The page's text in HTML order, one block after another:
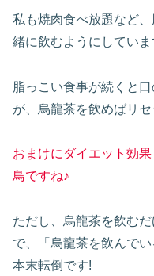
私も焼肉食べ放題など
緒に飲むようにしていま
脂っこい食事が続くと
が、烏龍茶を飲めばリ
おまけにダイエット効
鳥ですね♪
ただし、烏龍茶を飲む
で、「烏龍茶を飲んで
本末転倒です!